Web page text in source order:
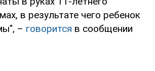
в результате чего ребенок
– говорится в сообщении